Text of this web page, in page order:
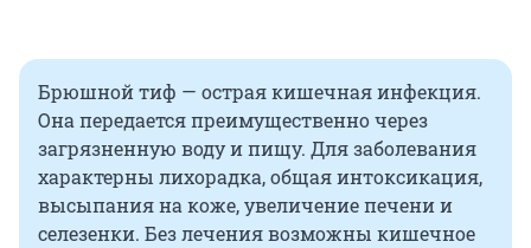
Брюшной тиф — острая кишечная инфекция.
Она передается преимущественно через
загрязненную воду и пищу. Для заболевания
характерны лихорадка, общая интоксикация,
высыпания на коже, увеличение печени и
селезенки. Без лечения возможны кишечное